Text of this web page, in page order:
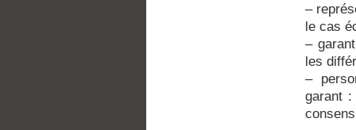
–
le cas
–
les
–
garant :